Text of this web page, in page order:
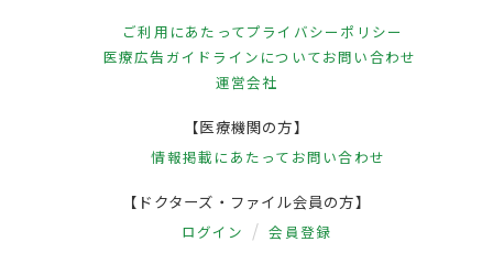
ご利用にあたってプライバシーポリシー
医療広告ガイドラインについてお問い合わせ
運営会社
【医療機関の方】
情報掲載にあたって お問い合わせ
【ドクターズ・ファイル会員の方】
ログイン 会員登録